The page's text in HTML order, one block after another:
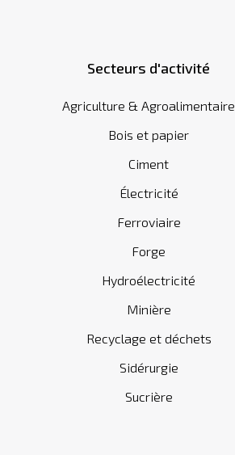
Secteurs d'activité
Agriculture & Agroalimentaire
Bois et papier
Ciment
Électricité
Ferroviaire
Forge
Hydroélectricité
Minière
Recyclage et déchets
Sidérurgie
Sucrière